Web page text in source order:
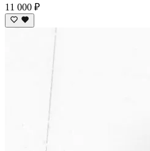
11 000 ₽